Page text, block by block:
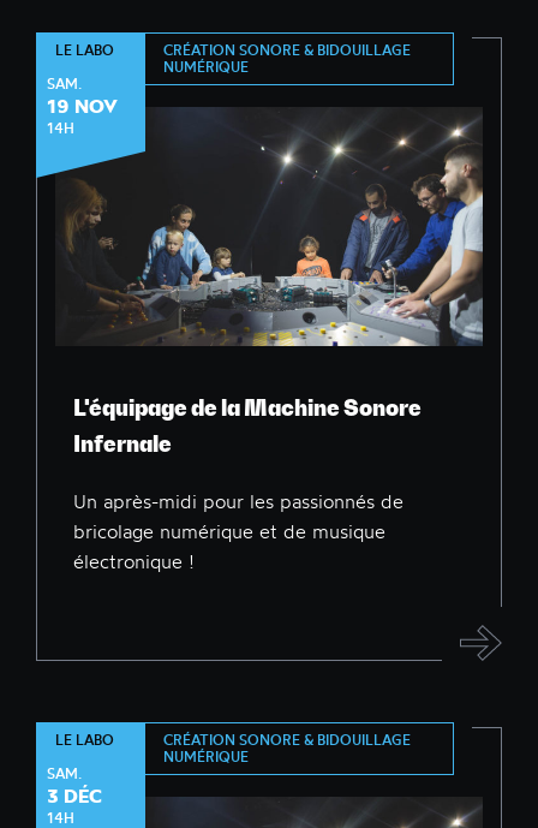
LE LABO
SAM.
19 NOV
14H
CRÉATION SONORE & BIDOUILLAGE
NUMÉRIQUE
L'équipage de la Machine Sonore
Infernale
Un après-midi pour les passionnés de
bricolage numérique et de musique
électronique !
LE LABO
SAM.
3 DÉC
14H
CRÉATION SONORE & BIDOUILLAGE
NUMÉRIQUE